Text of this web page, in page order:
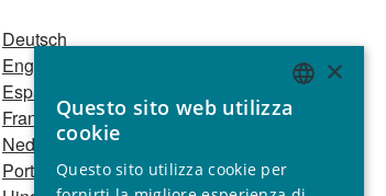
Deutsch
English
Español
Français
Nederlands
Português
ENGLISH
SPANISH
×
Questo sito web utilizza
cookie
Questo sito utilizza cookie per